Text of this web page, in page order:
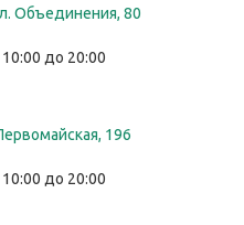
Объединения, 80
до 20:00
196
до 20:00